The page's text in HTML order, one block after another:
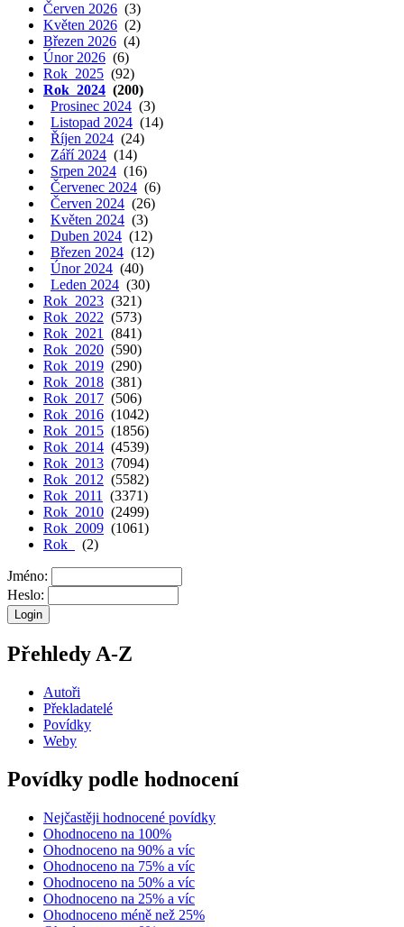
Červen 2026 (3)
Květen 2026 (2)
Březen 2026 (4)
Únor 2026 (6)
Rok 2025 (92)
Rok 2024 (200)
Prosinec 2024 (3)
Listopad 2024 (14)
Říjen 2024 (24)
Září 2024 (14)
Srpen 2024 (16)
Červenec 2024 (6)
Červen 2024 (26)
Květen 2024 (3)
Duben 2024 (12)
Březen 2024 (12)
Únor 2024 (40)
Leden 2024 (30)
Rok 2023 (321)
Rok 2022 (573)
Rok 2021
(841)
Rok 2020 (590)
Rok 2019 (290)
Rok 2018 (381)
Rok 2017 (506)
Rok 2016 (1042)
Rok 2015 (1856)
Rok 2014 (4539)
Rok 2013 (7094)
Rok 2012 (5582)
Rok 2011
(3371)
Rok 2010 (2499)
Rok 2009 (1061)
Rok
(2)
Jméno:
Heslo:
Přehledy A-Z
Autoři
Překladatelé
Povídky
Weby
Povídky podle hodnocení
Nejčastěji hodnocené povídky
Ohodnoceno na 100%
Ohodnoceno na 90% a víc
Ohodnoceno na 75% a víc
Ohodnoceno na 50% a víc
Ohodnoceno na 25% a víc
Ohodnoceno méně než 25%